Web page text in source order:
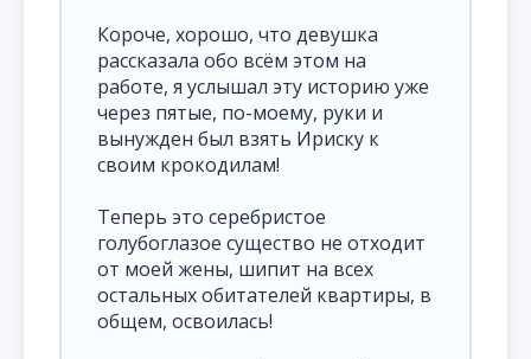
Короче, хорошо, что девушка
рассказала обо всём этом на
работе, я услышал эту историю уже
через пятые, по-моему, руки и
вынужден был взять Ириску к
своим крокодилам!
Теперь это серебристое
голубоглазое существо не отходит
от моей жены, шипит на всех
остальных обитателей квартиры, в
общем, освоилась!